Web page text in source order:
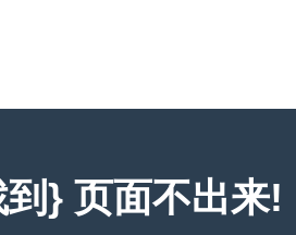
} 页面不出来!